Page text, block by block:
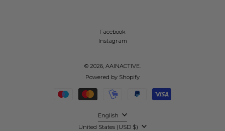
Facebook
Instagram
© 2026, AAINACTIVE.
Powered by Shopify
Payment methods
Language
English
Country/region
United States (USD $)